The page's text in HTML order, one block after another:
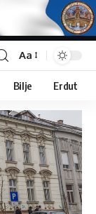
Aa
Bilje Erdut